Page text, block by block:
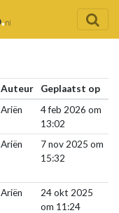
Auteur
Geplaatst op
Ariën
4 feb 2026 om
13:02
Ariën
7 nov 2025 om
15:32
Ariën
24 okt 2025
om 11:24